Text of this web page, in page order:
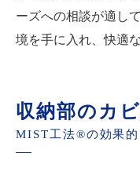
ーズへの相談が適し
境を手に入れ、快適
収納部のカ
MIST工法®の効果